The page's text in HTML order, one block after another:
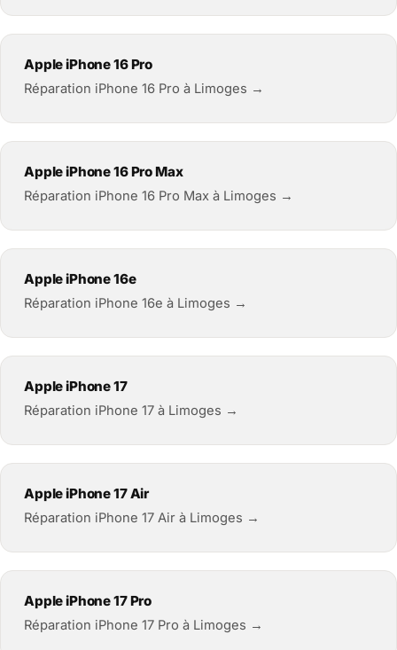
Apple iPhone 16 Pro
Réparation iPhone 16 Pro à Limoges →
Apple iPhone 16 Pro Max
Réparation iPhone 16 Pro Max à Limoges →
Apple iPhone 16e
Réparation iPhone 16e à Limoges →
Apple iPhone 17
Réparation iPhone 17 à Limoges →
Apple iPhone 17 Air
Réparation iPhone 17 Air à Limoges →
Apple iPhone 17 Pro
Réparation iPhone 17 Pro à Limoges →